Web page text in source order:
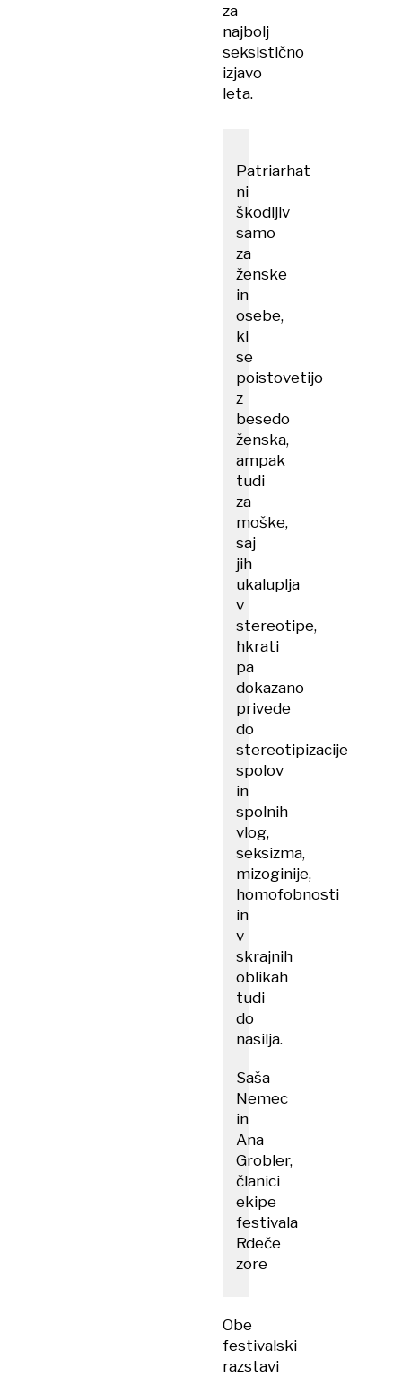
za
najbolj
seksistično
izjavo
leta.
Patriarhat
ni
škodljiv
samo
za
ženske
in
osebe,
ki
se
poistovetijo
z
besedo
ženska,
ampak
tudi
za
moške,
saj
jih
ukaluplja
v
stereotipe,
hkrati
pa
dokazano
privede
do
stereotipizacije
spolov
in
spolnih
vlog,
seksizma,
mizoginije,
homofobnosti
in
v
skrajnih
oblikah
tudi
do
nasilja.
Saša
Nemec
in
Ana
Grobler,
članici
ekipe
festivala
Rdeče
zore
Obe
festivalski
razstavi